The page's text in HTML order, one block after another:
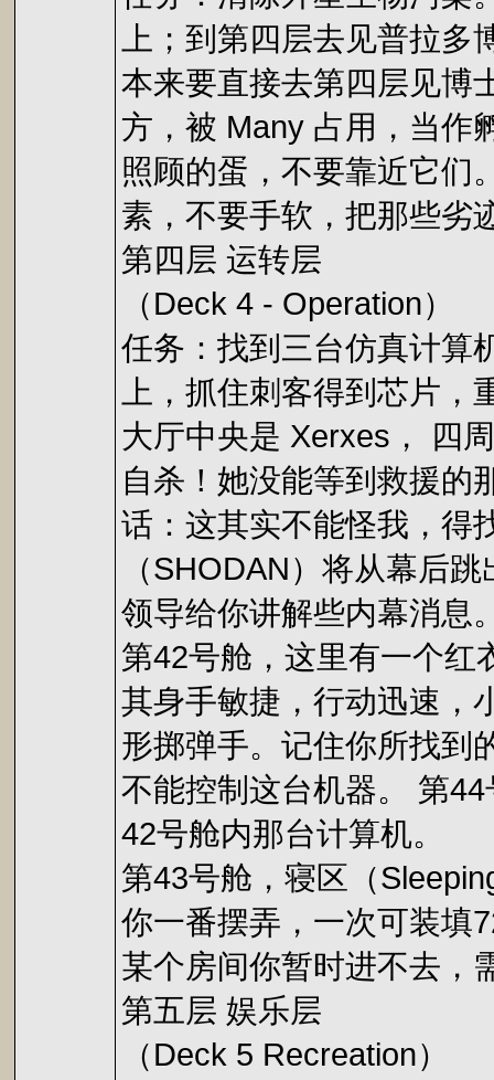
上；到第四层去见普拉
本来要直接去第四层见博
方，被 Many 占用，当
照顾的蛋，不要靠近它们
素，不要手软，把那些劣
第四层 运转层
（Deck 4 - Operation）
任务：找到三台仿真计算
上，抓住刺客得到芯片
大厅中央是 Xerxes， 四
自杀！她没能等到救援的
话：这其实不能怪我，得
（SHODAN）将从幕后
领导给你讲解些内幕消息
第42号舱，这里有一个红
其身手敏捷，行动迅速，
形掷弹手。记住你所找到
不能控制这台机器。 第
42号舱内那台计算机。
第43号舱，寝区（
你一番摆弄，一次可装填
某个房间你暂时进不去，
第五层 娱乐层
（Deck 5 Recreation）